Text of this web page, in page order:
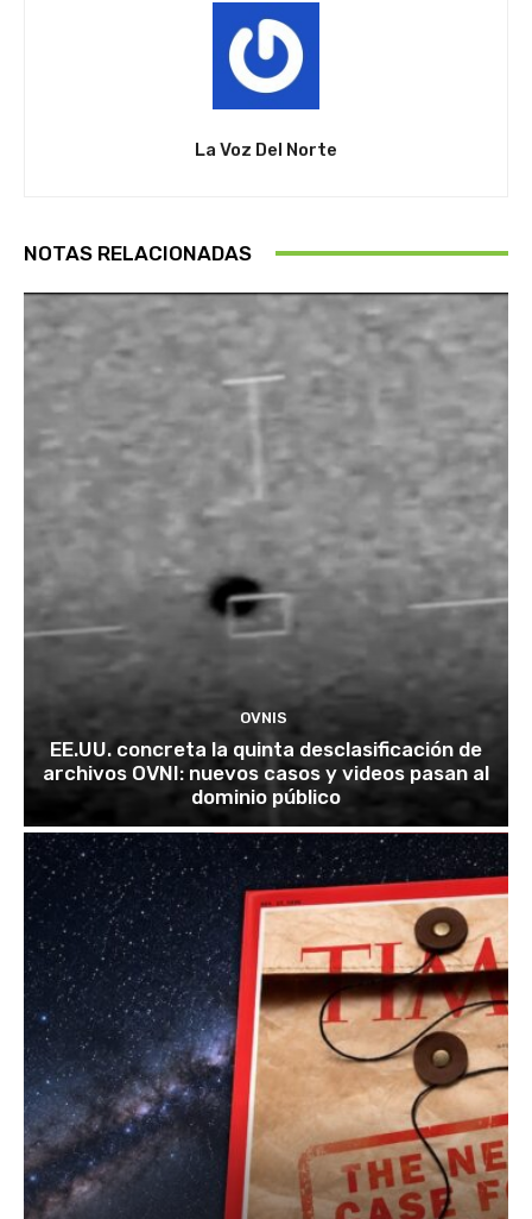
La Voz Del Norte
NOTAS RELACIONADAS
OVNIS
EE.UU. concreta la quinta desclasificación de
archivos OVNI: nuevos casos y videos pasan al
dominio público